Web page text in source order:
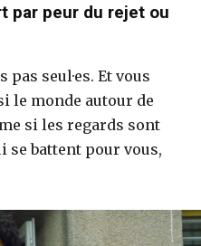
par peur du rejet ou
pas seul·es. Et vous
le monde autour de
si les regards sont
se battent pour vous,